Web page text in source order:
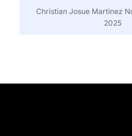
Christian Josue Martinez
2025